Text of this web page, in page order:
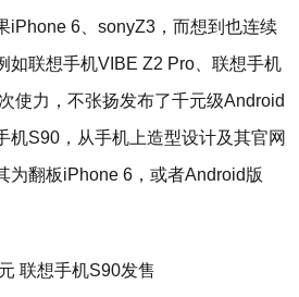
iPhone 6、sonyZ3，而想到也连续
如联想手机VIBE Z2 Pro、联想手机
使力，不张扬发布了千元级Android
S90，从手机上造型设计及其官网
为翻板iPhone 6，或者Android版